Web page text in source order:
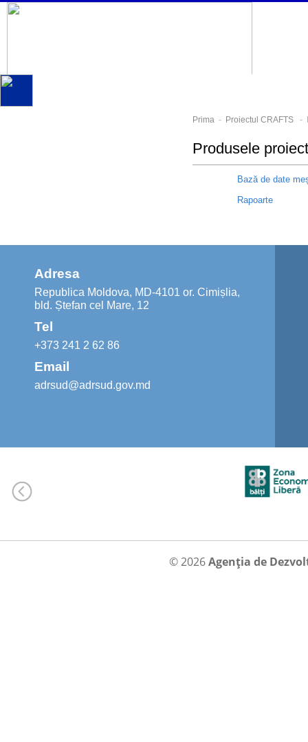
Prima - Proiectul CRAFTS -
Produsele
Bază de date
Rapoarte
Adresa
Republica Moldova, MD-4101 or. Cimișlia,
bld. Ștefan cel Mare, 12
Tel
+373 241 2 62 86
Email
adrsud@adrsud.gov.md
© 2026Agenția de